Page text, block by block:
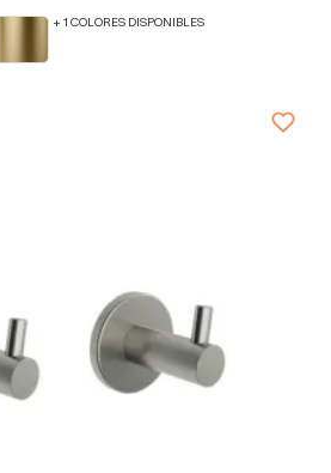
+ 1 COLORES DISPONIBLES